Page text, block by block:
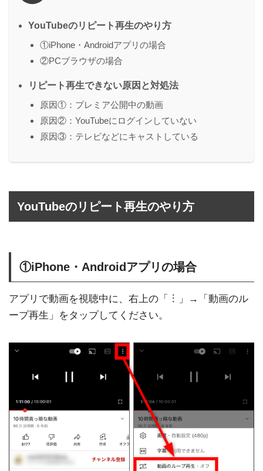
YouTubeのリピート再生のやり方
①iPhone・Androidアプリの場合
②PCブラウザの場合
リピート再生できない原因と対処法
原因①：プレミア公開中の動画
原因②：YouTubeにログインしていない
原因③：テレビなどにキャストしている
YouTubeのリピート再生のやり方
①iPhone・Androidアプリの場合
アプリで動画を視聴中に、右上の「︙」→「動画のル
ープ再生」をタップしてください。